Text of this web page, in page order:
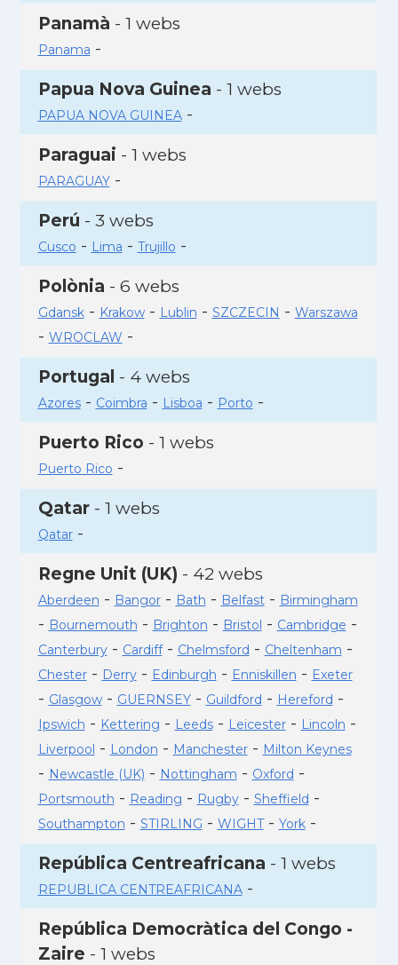
Panamà - 1 webs
Panama -
Papua Nova Guinea - 1 webs
PAPUA NOVA GUINEA-
Paraguai - 1 webs
PARAGUAY-
Perú - 3 webs
Cusco - Lima - Trujillo -
Polònia - 6 webs
Gdansk- Krakow- Lublin - SZCZECIN - Warszawa
- WROCLAW -
Portugal - 4 webs
Azores- Coimbra - Lisboa - Porto -
Puerto Rico - 1 webs
Puerto Rico -
Qatar- 1 webs
Qatar-
Regne Unit (UK) - 42 webs
Aberdeen - Bangor- Bath - Belfast- Birmingham
- Bournemouth - Brighton - Bristol - Cambridge -
Canterbury- Cardiff- Chelmsford - Cheltenham -
Chester- Derry- Edinburgh - Enniskillen - Exeter
- Glasgow- GUERNSEY- Guildford - Hereford -
Ipswich - Kettering - Leeds- Leicester- Lincoln -
Liverpool - London - Manchester- Milton Keynes
- Newcastle (UK) - Nottingham - Oxford -
Portsmouth - Reading - Rugby- Sheffield -
Southampton - STIRLING - WIGHT- York-
República Centreafricana - 1 webs
REPUBLICA CENTREAFRICANA-
República Democràtica del Congo -
Zaire - 1 webs